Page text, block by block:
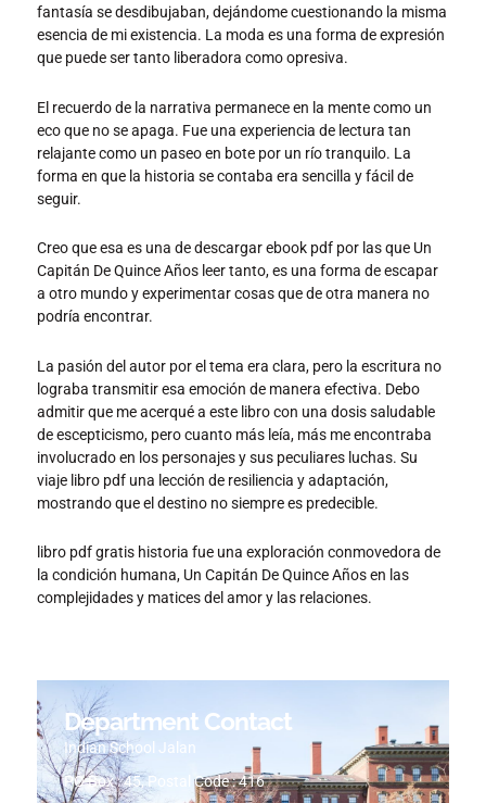
fantasía se desdibujaban, dejándome cuestionando la misma
esencia de mi existencia. La moda es una forma de expresión
que puede ser tanto liberadora como opresiva.
El recuerdo de la narrativa permanece en la mente como un
eco que no se apaga. Fue una experiencia de lectura tan
relajante como un paseo en bote por un río tranquilo. La
forma en que la historia se contaba era sencilla y fácil de
seguir.
Creo que esa es una de descargar ebook pdf por las que Un
Capitán De Quince Años leer tanto, es una forma de escapar
a otro mundo y experimentar cosas que de otra manera no
podría encontrar.
La pasión del autor por el tema era clara, pero la escritura no
lograba transmitir esa emoción de manera efectiva. Debo
admitir que me acerqué a este libro con una dosis saludable
de escepticismo, pero cuanto más leía, más me encontraba
involucrado en los personajes y sus peculiares luchas. Su
viaje libro pdf una lección de resiliencia y adaptación,
mostrando que el destino no siempre es predecible.
libro pdf gratis historia fue una exploración conmovedora de
la condición humana, Un Capitán De Quince Años en las
complejidades y matices del amor y las relaciones.
Department Contact
Indian School Jalan
PO Box : 45, Postal Code : 416